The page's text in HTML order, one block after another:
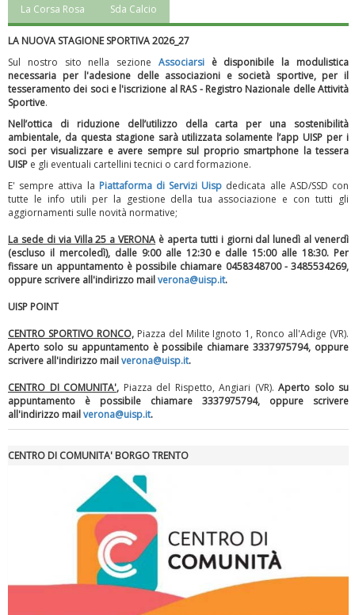
Luglio 2026: "Pensando con i piedi, si possono fare le
rivoluzioni"
Tiziano Pesce a Radio InBlu2000 traccia il bilancio della stagione
La Corsa Rosa Sda Calcio
LA NUOVA STAGIONE SPORTIVA 2026_27
Sul nostro sito nella sezione Associarsiè disponibile la modulistica
necessaria per l'adesione delle associazioni e società sportive, per il
tesseramento dei soci e l'iscrizione al RAS - Registro Nazionale delle Attività
Sportive.
Nell’ottica di riduzione dell’utilizzo della carta per una sostenibilità
ambientale, da questa stagione sarà utilizzata solamente l’app UISP per i
soci per visualizzare e avere sempre sul proprio smartphone la tessera
UISP e gli eventuali cartellini tecnici o card formazione.
E' sempre attiva la Piattaformadi Servizi Uisp dedicata alle ASD/SSD con
tutte le info utili per la gestione della tua associazione e con tutti gli
aggiornamenti sulle novità normative;
La sede di via Villa 25 a VERONA è aperta tutti i giorni dal lunedì al venerdì
(escluso il mercoledì), dalle 9:00 alle 12:30 e dalle 15:00 alle 18:30. Per
fissare un appuntamento è possibile chiamare 0458348700 - 3485534269,
oppure scrivere all'indirizzo mailverona@uisp.it.
UISP POINT
CENTRO SPORTIVO RONCO,Piazza del Milite Ignoto 1, Ronco all'Adige (VR).
Aperto solo su appuntamento è possibile chiamare 3337975794, oppure
scrivere all'indirizzo mailverona@uisp.it.
CENTRO DI COMUNITA', Piazza del Rispetto, Angiari (VR). Aperto solo su
appuntamento è possibile chiamare 3337975794, oppure scrivere
all'indirizzo mailverona@uisp.it.
CENTRO DI COMUNITA' BORGO TRENTO